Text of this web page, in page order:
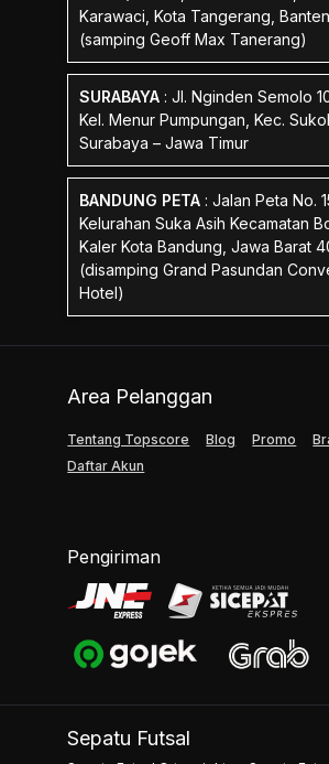
Karawaci, Kota Tangerang, Banten
(samping Geoff Max Tanerang)
SURABAYA: Jl. Nginden Semolo
Kel. Menur Pumpungan, Kec.
Surabaya – Jawa Timur
BANDUNG PETA: Jalan Peta No.
Kelurahan Suka Asih Kecamatan
Kaler Kota Bandung, Jawa Barat
(disamping Grand Pasundan
Hotel)
Area Pelanggan
Tentang Topscore Blog Promo
Daftar Akun
Pengiriman
Sepatu Futsal